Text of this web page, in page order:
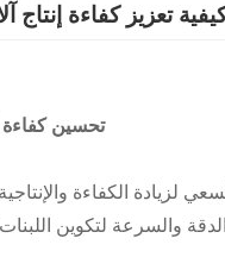
تعزيز كفاءة إنتاج آلات تصنيع الطوب: 9
تحسين كفاءة إنتاج آلات
لزيادة الكفاءة